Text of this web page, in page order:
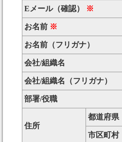
Eメール（確認） ※
お名前 ※
お名前（フリガナ）
会社/組織名
会社/組織名（フリガナ）
部署/役職
住所
都道府県
市区町村